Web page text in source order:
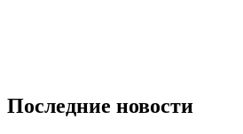
Последние новости